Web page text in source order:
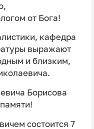
от Бога!
кафедра
выражают
и близким,
Борисова
состоится 7